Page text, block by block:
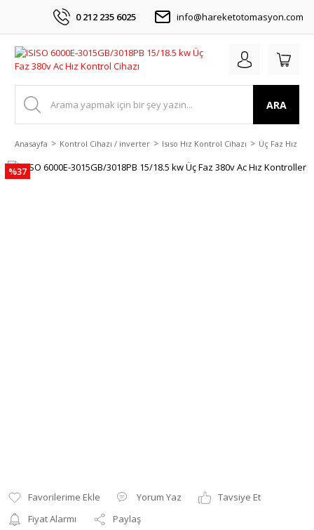
0 212 235 6025 info@hareketotomasyon.com
ARA
Anasayfa Kontrol Cihazı / inverter Isıso Hız Kontrol Cihazı Üç Faz Hız
%37
Yorum Yaz
Tavsiye Et
Fiyat Alarmı
Paylaş